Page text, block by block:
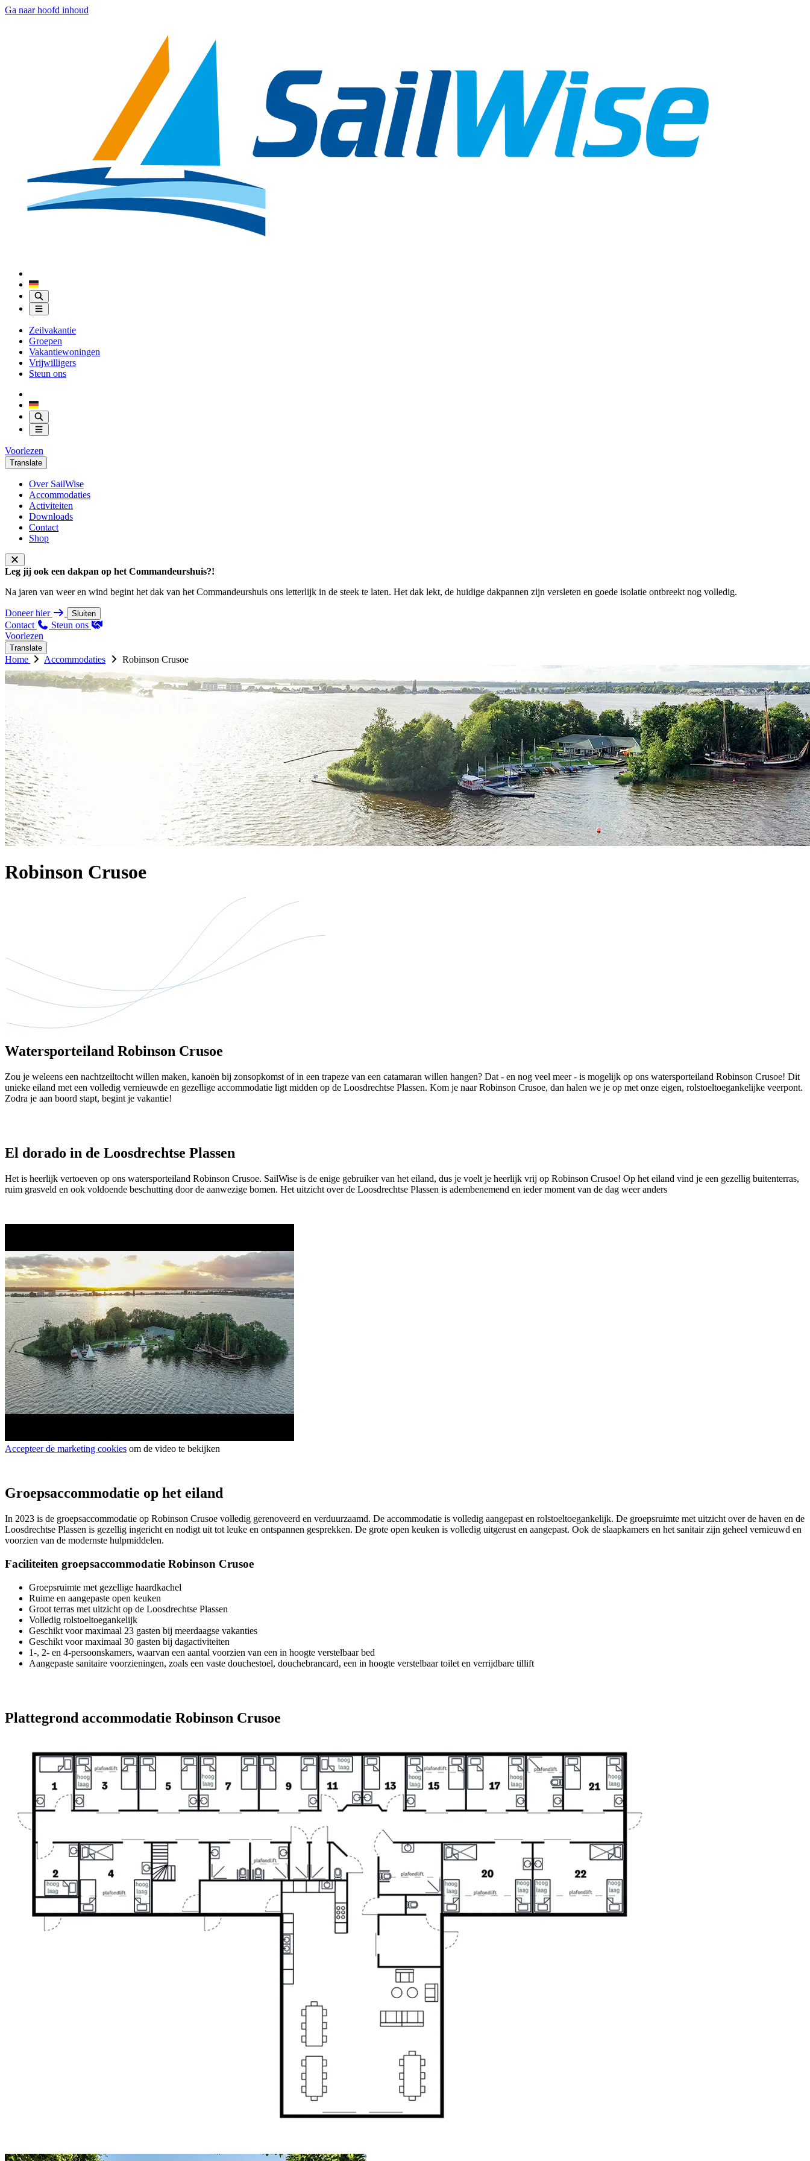
Ga naar hoofd inhoud
Zeilvakantie
Groepen
Vakantiewoningen
Vrijwilligers
Steun ons
Voorlezen
Translate
Over SailWise
Accommodaties
Activiteiten
Downloads
Contact
Shop
Leg jij ook een dakpan op het Commandeurshuis?!
Na jaren van weer en wind begint het dak van het Commandeurshuis ons letterlijk in de steek te laten. Het dak lekt, de huidige dakpannen zijn versleten en goede isolatie ontbreekt nog volledig.
Doneer hier Sluiten
Contact
Steun ons
Voorlezen
Translate
Home Accommodaties Robinson Crusoe
Robinson Crusoe
Watersporteiland Robinson Crusoe
Zou je weleens een nachtzeiltocht willen maken, kanoën bij zonsopkomst of in een trapeze van een catamaran willen hangen? Dat - en nog veel meer - is mogelijk op ons watersporteiland Robinson Crusoe! Dit
unieke eiland met een volledig vernieuwde en gezellige accommodatie ligt midden op de Loosdrechtse Plassen. Kom je naar Robinson Crusoe, dan halen we je op met onze eigen, rolstoeltoegankelijke veerpont.
Zodra je aan boord stapt, begint je vakantie!
El dorado in de Loosdrechtse Plassen
Het is heerlijk vertoeven op ons watersporteiland Robinson Crusoe. SailWise is de enige gebruiker van het eiland, dus je voelt je heerlijk vrij op Robinson Crusoe! Op het eiland vind je een gezellig buitenterras,
ruim grasveld en ook voldoende beschutting door de aanwezige bomen. Het uitzicht over de Loosdrechtse Plassen is adembenemend en ieder moment van de dag weer anders
Accepteer de marketing cookies om de video te bekijken
Groepsaccommodatie op het eiland
In 2023 is de groepsaccommodatie op Robinson Crusoe volledig gerenoveerd en verduurzaamd. De accommodatie is volledig aangepast en rolstoeltoegankelijk. De groepsruimte met uitzicht over de haven en de
Loosdrechtse Plassen is gezellig ingericht en nodigt uit tot leuke en ontspannen gesprekken. De grote open keuken is volledig uitgerust en aangepast. Ook de slaapkamers en het sanitair zijn geheel vernieuwd en
voorzien van de modernste hulpmiddelen.
Faciliteiten groepsaccommodatie Robinson Crusoe
Groepsruimte met gezellige haardkachel
Ruime en aangepaste open keuken
Groot terras met uitzicht op de Loosdrechtse Plassen
Volledig rolstoeltoegankelijk
Geschikt voor maximaal 23 gasten bij meerdaagse vakanties
Geschikt voor maximaal 30 gasten bij dagactiviteiten
1-, 2- en 4-persoonskamers, waarvan een aantal voorzien van een in hoogte verstelbaar bed
Aangepaste sanitaire voorzieningen, zoals een vaste douchestoel, douchebrancard, een in hoogte verstelbaar toilet en verrijdbare tillift
Plattegrond accommodatie Robinson Crusoe